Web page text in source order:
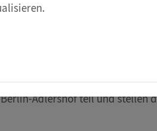
der GI-
Adlershof teil und stellen